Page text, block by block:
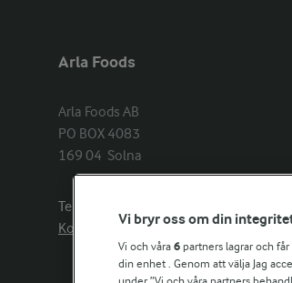
Arla Foods
Arla Foods AB
PO BOX 4083
169 04  Solna
Telefon:
Kontakta oss
Vi bryr oss om din
Vi och våra 6 partners lagrar och
din enhet . Genom att välja Jag